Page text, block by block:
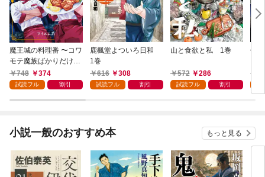
魔王城の料理番 〜コワ
モテ魔族ばかりだけ
ど、ホワイトな職場で
す〜 1巻
748 374
試読フル 割引
鹿楓堂よついろ日和
1巻
616
308
試読フル 割引
山と食欲と私 1巻
572 286
試読フル 割引
俺
る
小説一般のおすすめ本 もっと見る